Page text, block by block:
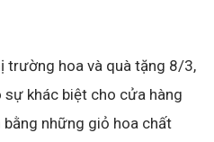
trường hoa và quà tặng 8/3,
sự khác biệt cho cửa hàng
những giỏ hoa chất